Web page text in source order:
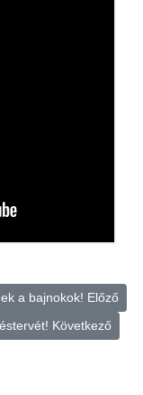
a bajnokok! Előző
Következő